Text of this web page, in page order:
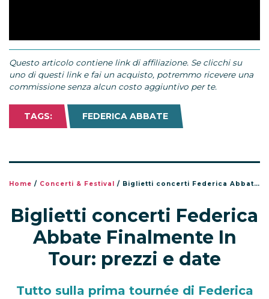
Questo articolo contiene link di affiliazione. Se clicchi su
uno di questi link e fai un acquisto, potremmo ricevere una
commissione senza alcun costo aggiuntivo per te.
TAGS: FEDERICA ABBATE
Home / Concerti & Festival / Biglietti concerti Federica Abbate Finalmente In Tour: prezzi e date
Biglietti concerti Federica
Abbate Finalmente In
Tour: prezzi e date
Tutto sulla prima tournée di Federica